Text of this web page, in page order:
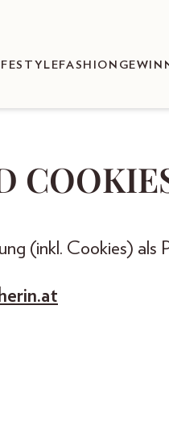
FASHION
(inkl. Cookies)